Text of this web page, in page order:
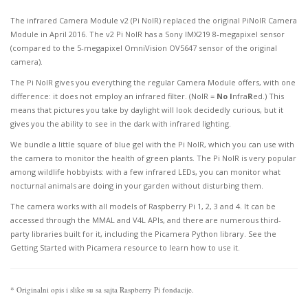
The infrared Camera Module v2 (Pi NoIR) replaced the original PiNoIR Camera
Module in April 2016. The v2 Pi NoIR has a Sony IMX219 8-megapixel sensor
(compared to the 5-megapixel OmniVision OV5647 sensor of the original
camera).
The Pi NoIR gives you everything the regular Camera Module offers, with one
difference: it does not employ an infrared filter. (NoIR = No InfraRed.) This
means that pictures you take by daylight will look decidedly curious, but it
gives you the ability to see in the dark with infrared lighting.
We bundle a little square of blue gel with the Pi NoIR, which you can use with
the camera to monitor the health of green plants. The Pi NoIR is very popular
among wildlife hobbyists: with a few infrared LEDs, you can monitor what
nocturnal animals are doing in your garden without disturbing them.
The camera works with all models of Raspberry Pi 1, 2, 3 and 4. It can be
accessed through the MMAL and V4L APIs, and there are numerous third-
party libraries built for it, including the Picamera Python library. See the
Getting Started with Picamera resource to learn how to use it.
* Originalni opis i slike su sa sajta Raspberry Pi fondacije.